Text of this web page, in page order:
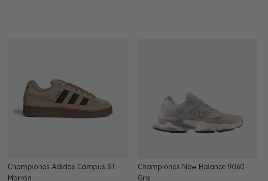
Championes Adidas Campus ST -
Marrón
Championes New Balance 9060 -
Gris